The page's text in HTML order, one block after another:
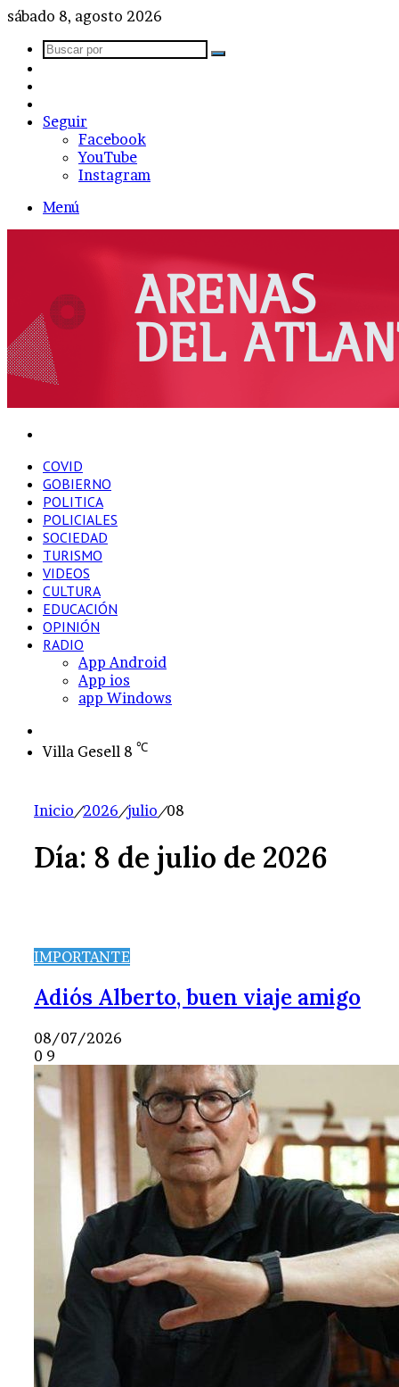
sábado 8, agosto 2026
Buscar
azar
Seguir
Facebook
YouTube
Instagram
Menú
COVID
GOBIERNO
POLITICA
POLICIALES
SOCIEDAD
TURISMO
VIDEOS
CULTURA
EDUCACIÓN
OPINIÓN
RADIO
App Android
App ios
app Windows
skin
Villa Gesell 8 ℃
Inicio/2026/julio/08
Día: 8 de julio de 2026
IMPORTANTE
Adiós Alberto, buen viaje amigo
08/07/2026
0 9